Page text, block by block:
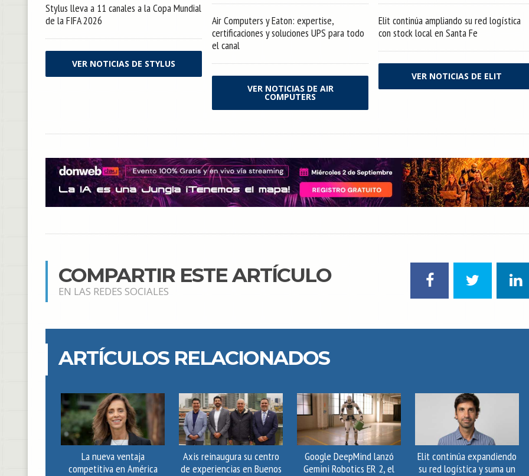
Stylus lleva a 11 canales a la Copa Mundial
de la FIFA 2026
VER NOTICIAS DE STYLUS
Air Computers y Eaton: expertise,
certificaciones y soluciones UPS para todo
el canal
VER NOTICIAS DE AIR
COMPUTERS
Elit continúa ampliando su red logística
con stock local en Santa Fe
VER NOTICIAS DE ELIT
COMPARTIR ESTE ARTÍCULO
EN LAS REDES SOCIALES
ARTÍCULOS RELACIONADOS
La nueva ventaja
competitiva en América
Axis reinaugura su centro
de experiencias en Buenos
Google DeepMind lanzó
Gemini Robotics ER 2, el
Elit continúa expandiendo
su red logística y suma un